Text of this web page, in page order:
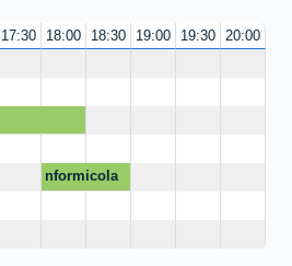
17:30 18:00 18:30 19:00 19:30
20:00
nformicola